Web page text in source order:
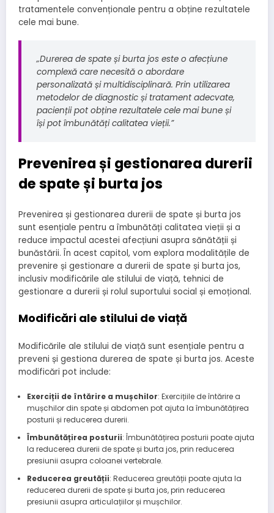
tratamentele convenționale pentru a obține rezultatele
cele mai bune.
„Durerea de spate și burta jos este o afecțiune
complexă care necesită o abordare
personalizată și multidisciplinară. Prin utilizarea
metodelor de diagnostic și tratament adecvate,
pacienții pot obține rezultatele cele mai bune și
își pot îmbunătăți calitatea vieții.”
Prevenirea și gestionarea durerii
de spate și burta jos
Prevenirea și gestionarea durerii de spate și burta jos
sunt esențiale pentru a îmbunătăți calitatea vieții și a
reduce impactul acestei afecțiuni asupra sănătății și
bunăstării. În acest capitol, vom explora modalitățile de
prevenire și gestionare a durerii de spate și burta jos,
inclusiv modificările ale stilului de viață, tehnici de
gestionare a durerii și rolul suportului social și emoțional.
Modificări ale stilului de viață
Modificările ale stilului de viață sunt esențiale pentru a
preveni și gestiona durerea de spate și burta jos. Aceste
modificări pot include:
Exerciții de întărire a mușchilor: Exercițiile de întărire a
mușchilor din spate și abdomen pot ajuta la îmbunătățirea
posturii și reducerea durerii.
Îmbunătățirea posturii: Îmbunătățirea posturii poate ajuta
la reducerea durerii de spate și burta jos, prin reducerea
presiunii asupra coloanei vertebrale.
Reducerea greutății: Reducerea greutății poate ajuta la
reducerea durerii de spate și burta jos, prin reducerea
presiunii asupra articulațiilor și mușchilor.